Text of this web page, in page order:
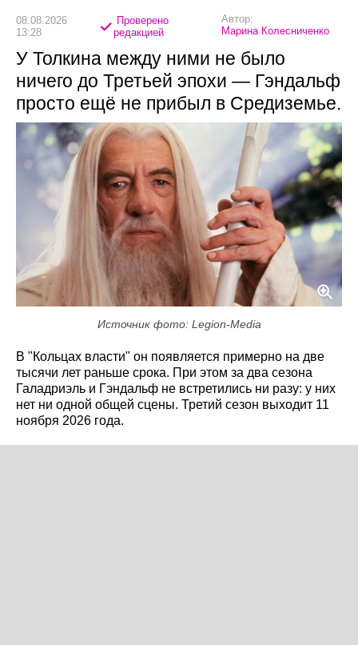
08.08.2026
13:28
Проверено
редакцией
Автор:
Марина Колесниченко
У Толкина между ними не было
ничего до Третьей эпохи — Гэндальф
просто ещё не прибыл в Средиземье.
Источник фото: Legion-Media
В "Кольцах власти" он появляется примерно на две
тысячи лет раньше срока. При этом за два сезона
Галадриэль и Гэндальф не встретились ни разу: у них
нет ни одной общей сцены. Третий сезон выходит 11
ноября 2026 года.